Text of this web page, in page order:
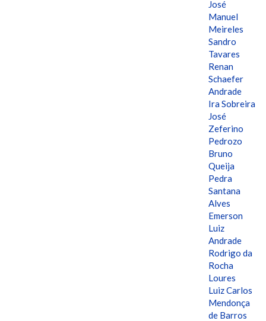
José
Manuel
Meireles
Sandro
Tavares
Renan
Schaefer
Andrade
Ira Sobreira
José
Zeferino
Pedrozo
Bruno
Queija
Pedra
Santana
Alves
Emerson
Luiz
Andrade
Rodrigo da
Rocha
Loures
Luiz Carlos
Mendonça
de Barros